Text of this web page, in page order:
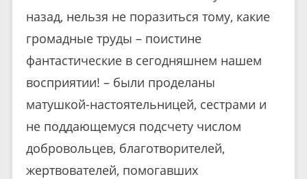
назад, нельзя не поразиться тому, какие
громадные труды – поистине
фантастические в сегодняшнем нашем
восприятии! – были проделаны
матушкой-настоятельницей, сестрами и
не поддающемуся подсчету числом
добровольцев, благотворителей,
жертвователей, помогавших